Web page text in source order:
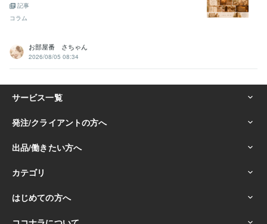
記事
コラム
お部屋番 さちゃん
2026/08/05 08:34